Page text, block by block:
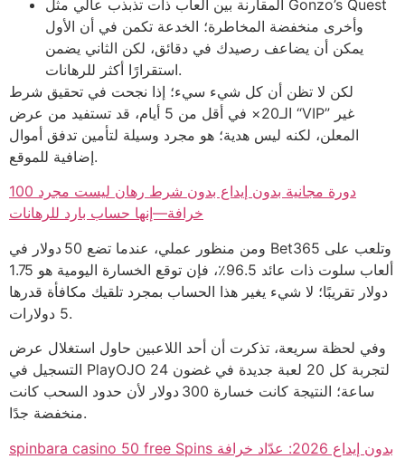
المقارنة بين ألعاب ذات تذبذب عالي مثل Gonzo’s Quest
وأخرى منخفضة المخاطرة؛ الخدعة تكمن في أن الأول
يمكن أن يضاعف رصيدك في دقائق، لكن الثاني يضمن
استقرارًا أكثر للرهانات.
لكن لا تظن أن كل شيء سيء؛ إذا نجحت في تحقيق شرط
الـ20× في أقل من 5 أيام، قد تستفيد من عرض “VIP” غير
المعلن، لكنه ليس هدية؛ هو مجرد وسيلة لتأمين تدفق أموال
إضافية للموقع.
100 دورة مجانية بدون إيداع بدون شرط رهان ليست مجرد
خرافة—إنها حساب بارد للرهانات
ومن منظور عملي، عندما تضع 50 دولار في Bet365 وتلعب على
ألعاب سلوت ذات عائد 96.5٪، فإن توقع الخسارة اليومية هو 1.75
دولار تقريبًا؛ لا شيء يغير هذا الحساب بمجرد تلقيك مكافأة قدرها
5 دولارات.
وفي لحظة سريعة، تذكرت أن أحد اللاعبين حاول استغلال عرض
التسجيل في PlayOJO لتجربة كل 20 لعبة جديدة في غضون 24
ساعة؛ النتيجة كانت خسارة 300 دولار لأن حدود السحب كانت
منخفضة جدًا.
spinbara casino 50 free Spins بدون إيداع 2026: عدّاد خرافة